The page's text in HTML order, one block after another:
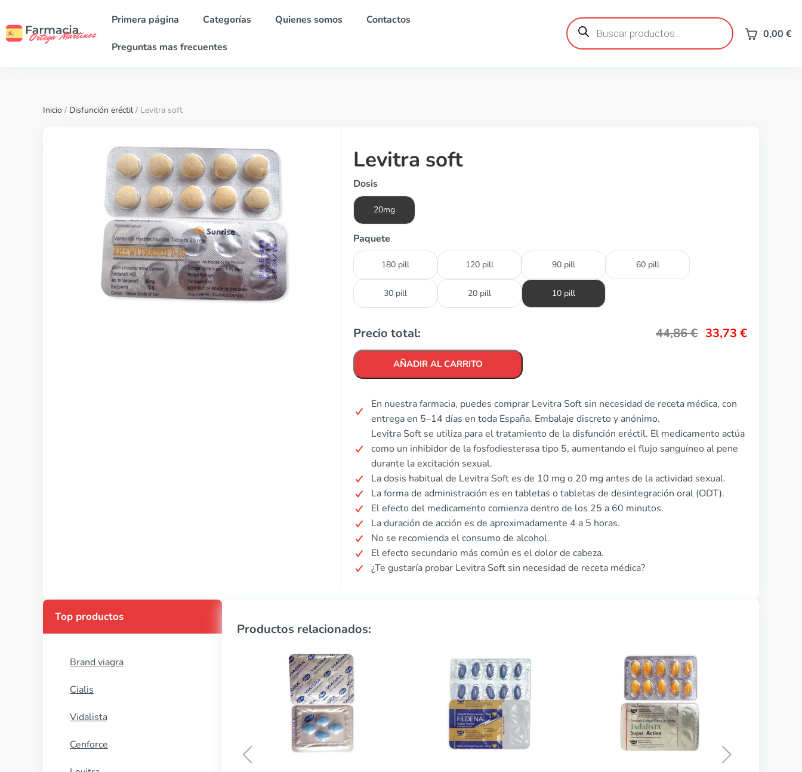
Primera página Categorías Quienes somos Contactos
Preguntas mas frecuentes
Búsqueda
de
productos 0,00 €
Inicio / Disfunción eréctil / Levitra soft
Levitra soft
Dosis
20mg
Paquete
180 pill 120 pill 90 pill 60 pill
30 pill 20 pill 10 pill
Precio total: 44,86€ 33,73 €
AÑADIR AL CARRITO
En nuestra farmacia, puedes comprar Levitra Soft sin necesidad de receta médica, con
entrega en 5–14 días en toda España. Embalaje discreto y anónimo.
Levitra Soft se utiliza para el tratamiento de la disfunción eréctil. El medicamento actúa
como un inhibidor de la fosfodiesterasa tipo 5, aumentando el flujo sanguíneo al pene
durante la excitación sexual.
La dosis habitual de Levitra Soft es de 10 mg o 20 mg antes de la actividad sexual.
La forma de administración es en tabletas o tabletas de desintegración oral (ODT).
El efecto del medicamento comienza dentro de los 25 a 60 minutos.
La duración de acción es de aproximadamente 4 a 5 horas.
No se recomienda el consumo de alcohol.
El efecto secundario más común es el dolor de cabeza.
¿Te gustaría probar Levitra Soft sin necesidad de receta médica?
Top productos
Brand viagra
Cialis
Vidalista
Cenforce
Productos relacionados:
Cialis